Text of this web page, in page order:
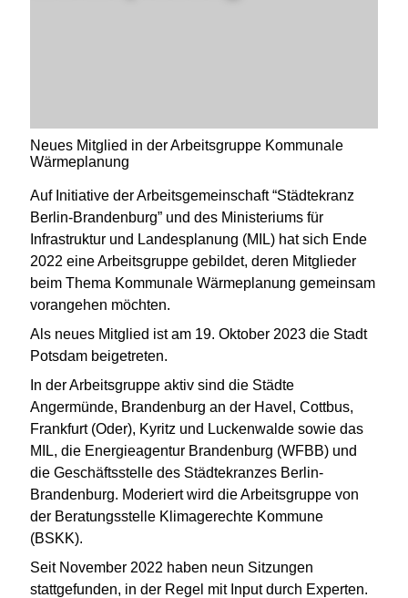
Neues Mitglied in der Arbeitsgruppe Kommunale
Wärmeplanung
Auf Initiative der Arbeitsgemeinschaft “Städtekranz
Berlin-Brandenburg” und des Ministeriums für
Infrastruktur und Landesplanung (MIL) hat sich Ende
2022 eine Arbeitsgruppe gebildet, deren Mitglieder
beim Thema Kommunale Wärmeplanung gemeinsam
vorangehen möchten.
Als neues Mitglied ist am 19. Oktober 2023 die Stadt
Potsdam beigetreten.
In der Arbeitsgruppe aktiv sind die Städte
Angermünde, Brandenburg an der Havel, Cottbus,
Frankfurt (Oder), Kyritz und Luckenwalde sowie das
MIL, die Energieagentur Brandenburg (WFBB) und
die Geschäftsstelle des Städtekranzes Berlin-
Brandenburg. Moderiert wird die Arbeitsgruppe von
der Beratungsstelle Klimagerechte Kommune
(BSKK).
Seit November 2022 haben neun Sitzungen
stattgefunden, in der Regel mit Input durch Experten.